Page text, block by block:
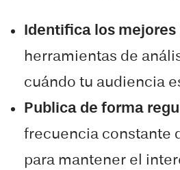
Identifica los
herramientas de
cuándo tu audiencia
Publica de forma
frecuencia constante
para mantener el